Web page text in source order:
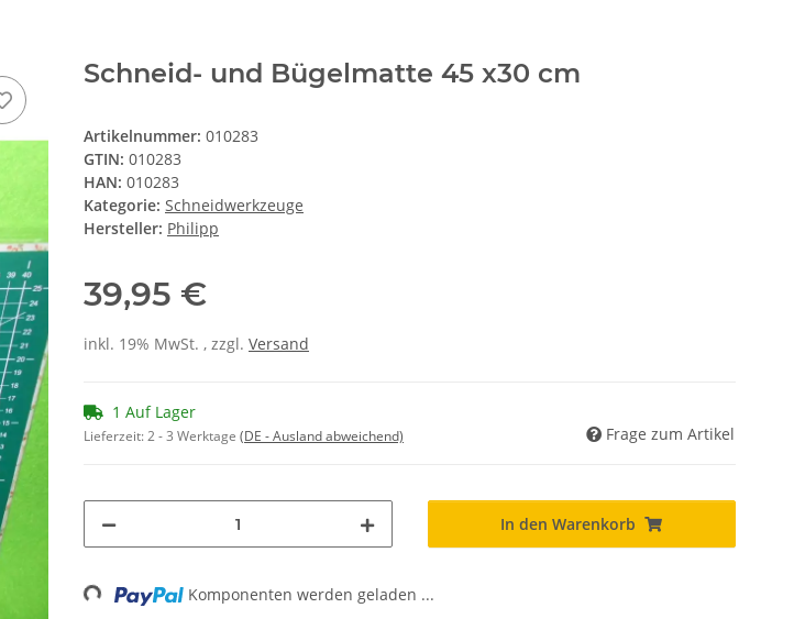
Schneid- und Bügelmatte 45 x30 cm
Artikelnummer: 010283
GTIN: 010283
HAN: 010283
Kategorie: Schneidwerkzeuge
Hersteller: Philipp
39,95 €
inkl. 19% MwSt. , zzgl. Versand
1 Auf Lager
Lieferzeit:2 - 3 Werktage (DE - Ausland abweichend) Frage zum Artikel
In den Warenkorb
Loading... Komponenten werden geladen ...